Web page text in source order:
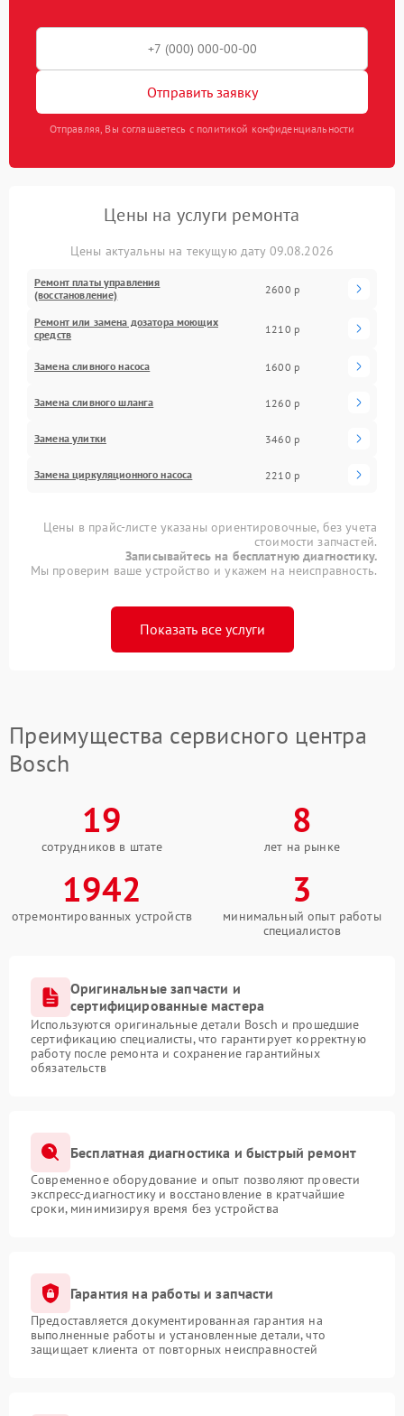
Отправить заявку
Отправляя, Вы соглашаетесь с политикой конфиденциальности
Цены на услуги ремонта
Цены актуальны на текущую дату 09.08.2026
Ремонт платы управления
(восстановление)
2600 р
Ремонт или замена дозатора моющих
средств
1210 р
Замена сливного насоса 1600 р
Замена сливного шланга 1260 р
Замена улитки 3460 р
Замена циркуляционного насоса 2210 р
Цены в прайс-листе указаны ориентировочные, без учета
стоимости запчастей.
Записывайтесь на бесплатную диагностику.
Мы проверим ваше устройство и укажем на неисправность.
Показать все услуги
Преимущества сервисного центра
Bosch
19
сотрудников в штате
8
лет на рынке
1942
отремонтированных устройств
3
минимальный опыт работы
специалистов
Оригинальные запчасти и
сертифицированные мастера
Используются оригинальные детали Bosch и прошедшие
сертификацию специалисты, что гарантирует корректную
работу после ремонта и сохранение гарантийных
обязательств
Бесплатная диагностика и быстрый ремонт
Современное оборудование и опыт позволяют провести
экспресс-диагностику и восстановление в кратчайшие
сроки, минимизируя время без устройства
Гарантия на работы и запчасти
Предоставляется документированная гарантия на
выполненные работы и установленные детали, что
защищает клиента от повторных неисправностей